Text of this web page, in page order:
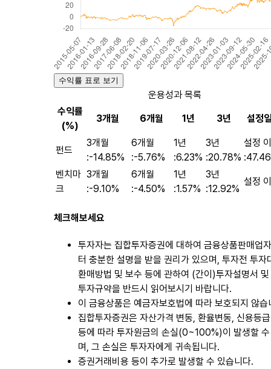
수익률 표로 보기
운용성과 목록
수익률
(%)
3개월 6개월 1년 3년 설정
펀드
3개월
:-14.85%
6개월
:-5.76%
1년
:6.23%
3년
:20.78%
설정
:
벤치마
크
3개월
:-9.10%
6개월
:-4.50%
1년
:1.57%
3년
:12.92%
설정
체크해보세요
투자자는 집합투자증권에 대하여 금융상품판매업
터 충분한 설명을 받을 권리가 있으며, 투자전 투자
환매방법 및 보수 등에 관하여 (간이)투자설명서
투자규약을 반드시 읽어보시기 바랍니다.
이 금융상품은 예금자보호법에 따라 보호되지 않습
집합투자증권은 자산가격 변동, 환율변동, 신용등
등에 따라 투자원금의 손실(0~100%)이 발생할
며, 그 손실은 투자자에게 귀속됩니다.
증권거래비용 등이 추가로 발생할 수 있습니다.